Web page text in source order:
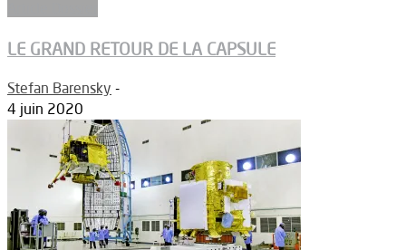
LE GRAND RETOUR DE LA CAPSULE
Stefan Barensky -
4 juin 2020